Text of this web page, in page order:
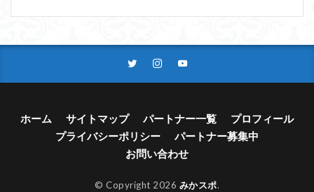
ホーム サイトマップ パートナー一覧
プロフィール
プライバシーポリシー
パートナー募集中
お問い合わせ
© Copyright 2026 みかスポ.